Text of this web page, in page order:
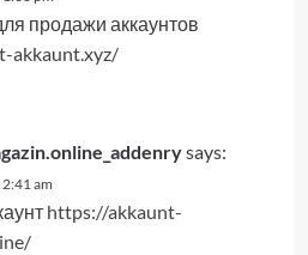
продажи аккаунтов
akkaunt.xyz/
says:
am
https://akkaunt-